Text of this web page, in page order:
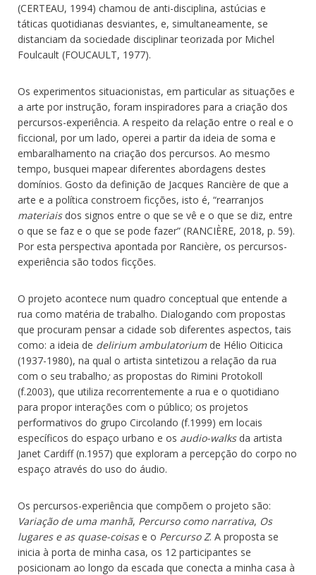
(CERTEAU, 1994) chamou de anti-disciplina, astúcias e
táticas quotidianas desviantes, e, simultaneamente, se
distanciam da sociedade disciplinar teorizada por Michel
Foulcault (FOUCAULT, 1977).
Os experimentos situacionistas, em particular as situações e
a arte por instrução, foram inspiradores para a criação dos
percursos-experiência. A respeito da relação entre o real e o
ficcional, por um lado, operei a partir da ideia de soma e
embaralhamento na criação dos percursos. Ao mesmo
tempo, busquei mapear diferentes abordagens destes
domínios. Gosto da definição de Jacques Rancière de que a
arte e a política constroem ficções, isto é, “rearranjos
materiaisdos signos entre o que se vê e o que se diz, entre
o que se faz e o que se pode fazer” (RANCIÈRE, 2018, p. 59).
Por esta perspectiva apontada por Rancière, os percursos-
experiência são todos ficções.
O projeto acontece num quadro conceptual que entende a
rua como matéria de trabalho. Dialogando com propostas
que procuram pensar a cidade sob diferentes aspectos, tais
como: a ideia de delirium ambulatoriumde Hélio Oiticica
(1937-1980), na qual o artista sintetizou a relação da rua
com o seu trabalho;as propostas do Rimini Protokoll
(f.2003), que utiliza recorrentemente a rua e o quotidiano
para propor interações com o público; os projetos
performativos do grupo Circolando (f.1999) em locais
específicos do espaço urbano e os audio-walks da artista
Janet Cardiff (n.1957) que exploram a percepção do corpo no
espaço através do uso do áudio.
Os percursos-experiência que compõem o projeto são:
Variação de uma manhã, Percurso como narrativa, Os
lugares e as quase-coisase o Percurso Z. A proposta se
inicia à porta de minha casa, os 12 participantes se
posicionam ao longo da escada que conecta a minha casa à